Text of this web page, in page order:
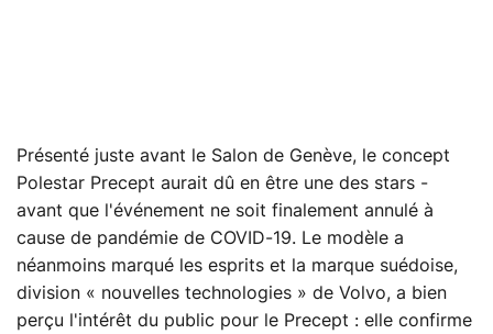
Présenté juste avant le Salon de Genève, le concept
Polestar Precept aurait dû en être une des stars -
avant que l'événement ne soit finalement annulé à
cause de pandémie de COVID-19. Le modèle a
néanmoins marqué les esprits et la marque suédoise,
division « nouvelles technologies » de Volvo, a bien
perçu l'intérêt du public pour le Precept : elle confirme